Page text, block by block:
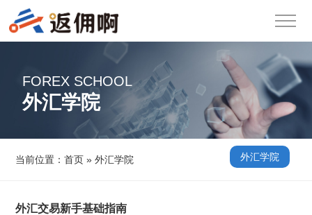
FOREX SCHOOL
外汇学院
当前位置：首页 »外汇学院 外汇学院
外汇交易新手基础指南